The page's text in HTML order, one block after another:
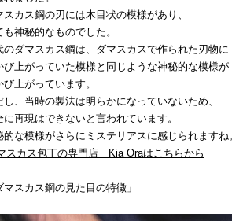
スカス鋼の刃には木目状の模様があり、
も神秘的なものでした。
のダマスカス鋼は、ダマスカスで作られた刃物に
び上がっていた模様と同じような神秘的な模様が
び上がっています。
し、当時の製法は明らかになっていないため、
に再現はできないと言われています。
的な模様がさらにミステリアスに感じられますね
スカス包丁の専門店 Kia Oraはこちらから
マスカス鋼の見た目の特徴」